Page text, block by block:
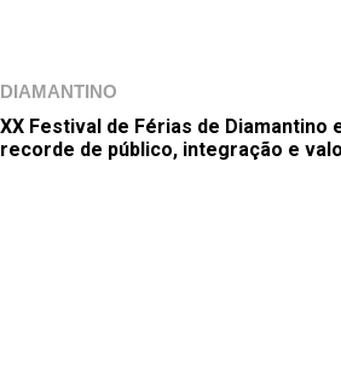
DIAMANTINO
XX Festival de Férias de Diamantino
recorde de público, integração e